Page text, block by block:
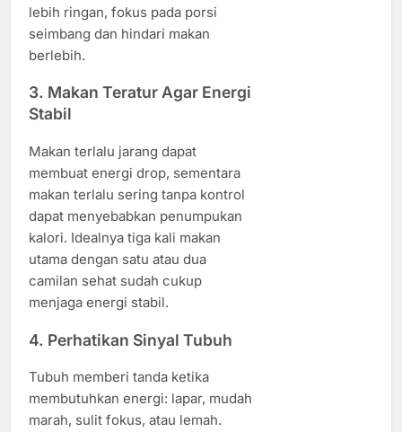
lebih ringan, fokus pada porsi
seimbang dan hindari makan
berlebih.
3. Makan Teratur Agar Energi
Stabil
Makan terlalu jarang dapat
membuat energi drop, sementara
makan terlalu sering tanpa kontrol
dapat menyebabkan penumpukan
kalori. Idealnya tiga kali makan
utama dengan satu atau dua
camilan sehat sudah cukup
menjaga energi stabil.
4. Perhatikan Sinyal Tubuh
Tubuh memberi tanda ketika
membutuhkan energi: lapar, mudah
marah, sulit fokus, atau lemah.